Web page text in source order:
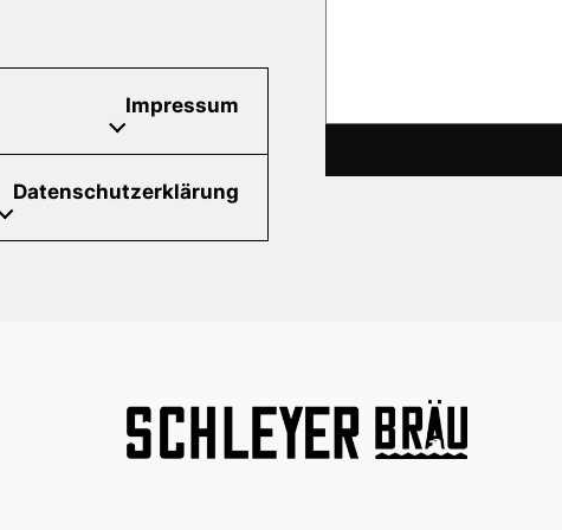
Impressum
Datenschutzerklärung